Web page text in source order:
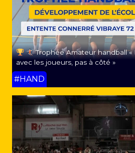
Trophée Amateur handball «
avec les joueurs, pas à côté »
#HAND